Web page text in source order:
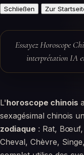
Schließen Zur
Essayez Horoscope
interprétation IA
L'horoscope chinois
sexagésimal chinois
zodiaque : Rat, Bœuf,
Cheval, Chèvre,